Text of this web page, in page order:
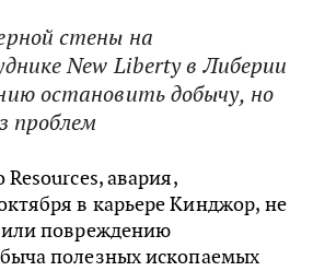
стены на
New Liberty в Либерии
остановить добычу, но
проблем
авария,
в карьере Кинджор, не
повреждению
полезных ископаемых